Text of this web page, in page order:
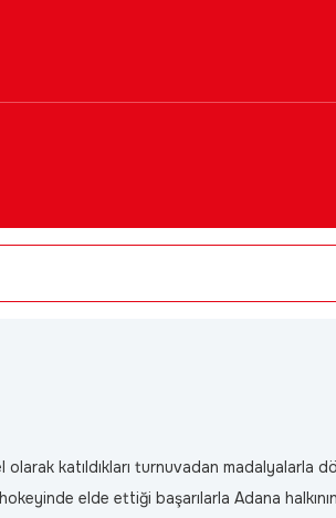
katıldıkları turnuvadan madalyalarla
elde ettiği başarılarla Adana